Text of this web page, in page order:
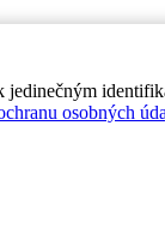
osobných